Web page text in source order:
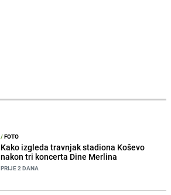
/FOTO
Kako izgleda travnjak stadiona Koševo
nakon tri koncerta Dine Merlina
PRIJE 2 DANA